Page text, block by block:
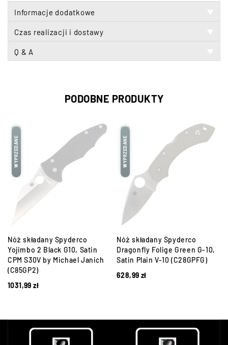
Informacje dodatkowe
Czas realizacji i dostawy
Q & A
PODOBNE PRODUKTY
WYPRZEDANE
Nóż składany Spyderco
Yojimbo 2 Black G10, Satin
CPM S30V by Michael Janich
(C85GP2)
1031,99zł
WYPRZEDANE
Nóż składany Spyderco
Dragonfly Folige Green G-10,
Satin Plain V-10 (C28GPFG)
628,99 zł